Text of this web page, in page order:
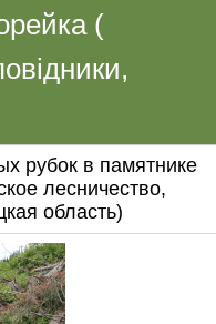
(
рубок в памятнике
лесничество,
область)